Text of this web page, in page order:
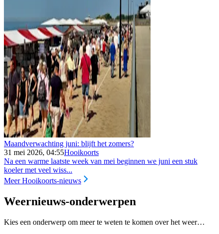
Maandverwachting juni: blijft het zomers?
31 mei 2026, 04:55Hooikoorts
Na een warme laatste week van mei beginnen we juni een stuk
koeler met veel wiss...
Meer Hooikoorts-nieuws
Weernieuws-onderwerpen
Kies een onderwerp om meer te weten te komen over het weer…